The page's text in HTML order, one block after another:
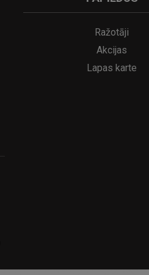
29.95€
Ražotāji
Akcijas
Lapas karte